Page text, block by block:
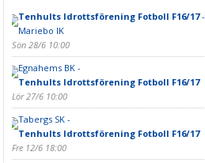
Tenhults Idrottsförening Fotboll F16/17-
Mariebo IK
Sön 28/6 10:00
Egnahems BK -
Tenhults Idrottsförening Fotboll F16/17
Lör 27/6 10:00
Tabergs SK -
Tenhults Idrottsförening Fotboll F16/17
Fre 12/6 18:00